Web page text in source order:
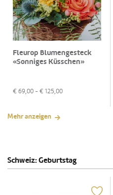
Fleurop Blumengesteck
«Sonniges Küsschen»
€ 69,00 - € 125,00
Mehr anzeigen
Schweiz: Geburtstag